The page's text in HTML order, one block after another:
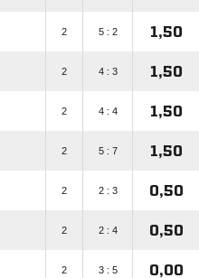
2 5 : 2 1,50
2 4 : 3 1,50
2 4 : 4 1,50
2 5 : 7 1,50
2 2 : 3 0,50
2 2 : 4 0,50
2 3 : 5 0,00